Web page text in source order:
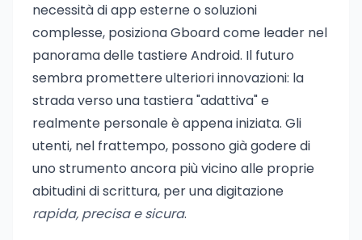
necessità di app esterne o soluzioni
complesse, posiziona Gboard come leader nel
panorama delle tastiere Android. Il futuro
sembra promettere ulteriori innovazioni: la
strada verso una tastiera "adattiva" e
realmente personale è appena iniziata. Gli
utenti, nel frattempo, possono già godere di
uno strumento ancora più vicino alle proprie
abitudini di scrittura, per una digitazione
rapida, precisa e sicura.